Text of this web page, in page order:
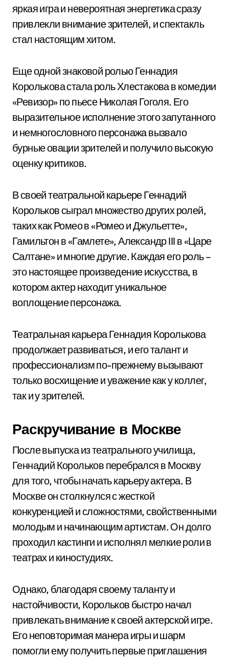
яркая игра и невероятная энергетика сразу
привлекли внимание зрителей, и спектакль
стал настоящим хитом.
Еще одной знаковой ролью Геннадия
Королькова стала роль Хлестакова в комедии
«Ревизор» по пьесе Николая Гоголя. Его
выразительное исполнение этого запутанного
и немногословного персонажа вызвало
бурные овации зрителей и получило высокую
оценку критиков.
В своей театральной карьере Геннадий
Корольков сыграл множество других ролей,
таких как Ромео в «Ромео и Джульетте»,
Гамильтон в «Гамлете», Александр III в «Царе
Салтане» и многие другие. Каждая его роль –
это настоящее произведение искусства, в
котором актер находит уникальное
воплощение персонажа.
Театральная карьера Геннадия Королькова
продолжает развиваться, и его талант и
профессионализм по-прежнему вызывают
только восхищение и уважение как у коллег,
так и у зрителей.
Раскручивание в Москве
После выпуска из театрального училища,
Геннадий Корольков перебрался в Москву
для того, чтобы начать карьеру актера. В
Москве он столкнулся с жесткой
конкуренцией и сложностями, свойственными
молодым и начинающим артистам. Он долго
проходил кастинги и исполнял мелкие роли в
театрах и киностудиях.
Однако, благодаря своему таланту и
настойчивости, Корольков быстро начал
привлекать внимание к своей актерской игре.
Его неповторимая манера игры и шарм
помогли ему получить первые приглашения